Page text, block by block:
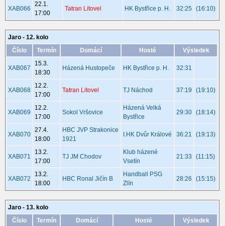
XAB066
22.1.
17:00
Tatran Litovel HK Bystřice p. H. 32:25 (16:10)
Jaro - 12. kolo
Číslo
Termín Domácí Hosté Výsledek
XAB067
15.3.
18:30
Házená Hustopeče HK Bystřice p. H. 32:31
XAB068
12.2.
17:00
Tatran Litovel TJ Náchod 37:19 (19:10)
XAB069
12.2.
17:00
Sokol Vršovice
Házená Velká
Bystřice
29:30 (18:14)
XAB070
27.4.
18:00
HBC JVP Strakonice
1921
I.HK Dvůr Králové 36:21 (19:13)
XAB071
13.2.
17:00
TJ JM Chodov
Klub házené
Vsetín
21:33 (11:15)
XAB072
13.2.
18:00
HBC Ronal Jičín B
Handball PSG
Zlín
28:26 (15:15)
Jaro - 13. kolo
Číslo
Termín Domácí Hosté Výsledek